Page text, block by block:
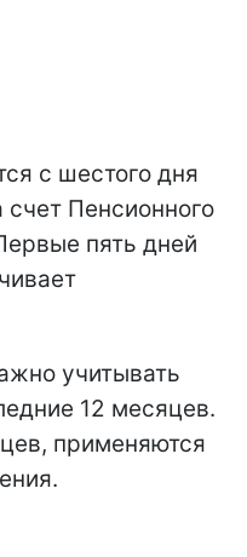
с шестого дня
счет Пенсионного
пять дней
учитывать
12 месяцев.
применяются